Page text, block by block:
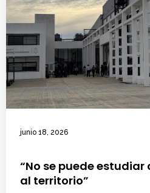
junio 18, 2026
“No se puede
al territorio”